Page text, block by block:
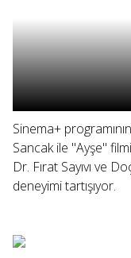
Sinema+
Sancak ile "Ayşe"
Dr. Fırat Sayıvı ve
deneyimi tartışıyor.